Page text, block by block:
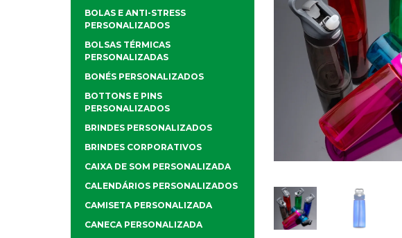
BOLAS E ANTI-STRESS
PERSONALIZADOS
BOLSAS TÉRMICAS
PERSONALIZADAS
BONÉS PERSONALIZADOS
BOTTONS E PINS
PERSONALIZADOS
BRINDES PERSONALIZADOS
BRINDES CORPORATIVOS
CAIXA DE SOM PERSONALIZADA
CALENDÁRIOS PERSONALIZADOS
CAMISETA PERSONALIZADA
CANECA PERSONALIZADA